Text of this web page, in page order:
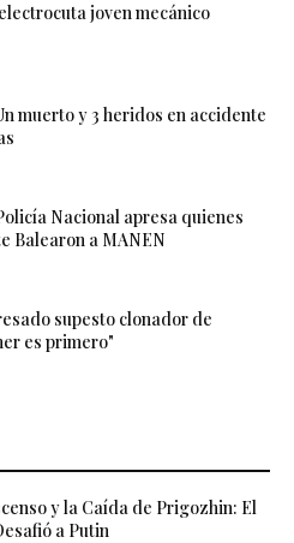
joven mecánico
muerto y 3 heridos en accidente
Nacional apresa quienes
Balearon a MANEN
supesto clonador de
es primero"
y la Caída de Prigozhin: El
a Putin